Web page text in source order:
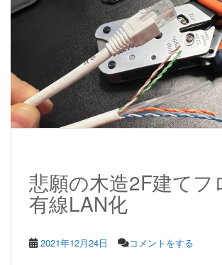
悲願の木造2F建てフ
有線LAN化
2021年12月24日 コメントをする